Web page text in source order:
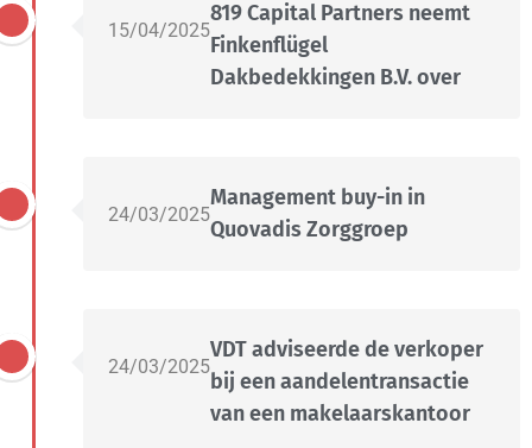
15/04/2025
819 Capital Partners neemt
Finkenflügel
Dakbedekkingen B.V. over
24/03/2025
Management buy-in in
Quovadis Zorggroep
24/03/2025
VDT adviseerde de verkoper
bij een aandelentransactie
van een makelaarskantoor